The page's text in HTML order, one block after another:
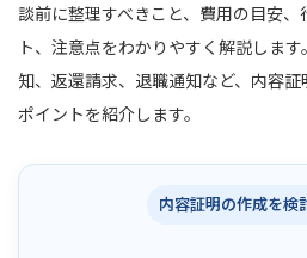
談前に整理すべきこと、費用の目安
ト、注意点をわかりやすく解説しま
知、返還請求、退職通知など、内容
ポイントを紹介します。
内容証明の作成を検